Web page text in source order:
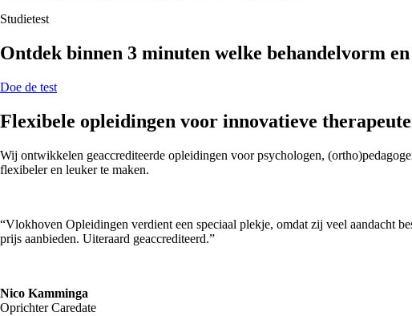
Studietest
Ontdek binnen 3 minuten welke behandelvorm
Doe de test
Flexibele opleidingen voor innovatieve
Wij ontwikkelen geaccrediteerde opleidingen voor psychologen,
flexibeler en leuker te maken.
“Vlokhoven Opleidingen verdient een speciaal plekje, omdat zij veel aandacht
prijs aanbieden. Uiteraard geaccrediteerd.”
Nico Kamminga
Oprichter Caredate